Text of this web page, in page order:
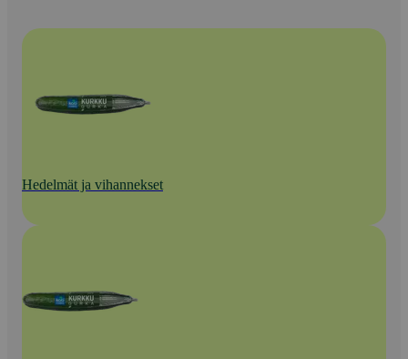
Hedelmät ja vihannekset